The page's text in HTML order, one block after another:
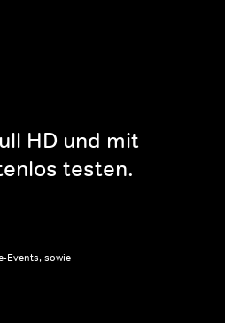
HD und mit
testen.
Events, sowie